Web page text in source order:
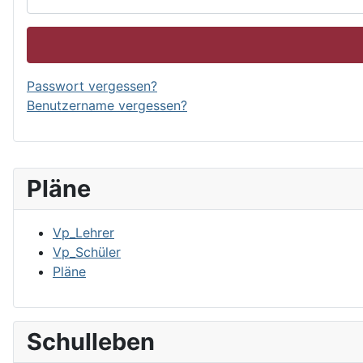
Pläne
Vp_Lehrer
Vp_Schüler
Pläne
Schulleben
Passwort vergessen?
Benutzername vergessen?